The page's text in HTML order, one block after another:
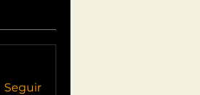
Seguir